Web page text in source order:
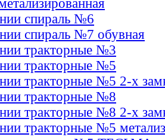
спираль №6
спираль №7 обувная
тракторные №3
тракторные №5
тракторные №5 2-х
тракторные №8
тракторные №8 2-х
тракторные №5